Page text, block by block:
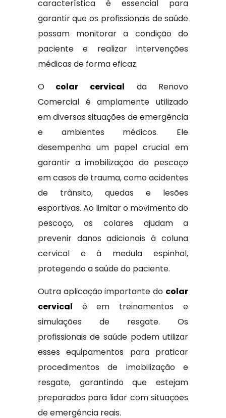
característica é essencial para
garantir que os profissionais de saúde
possam monitorar a condição do
paciente e realizar intervenções
médicas de forma eficaz.
Ocolar cervical da Renovo
Comercial é amplamente utilizado
em diversas situações de emergência
e ambientes médicos. Ele
desempenha um papel crucial em
garantir a imobilização do pescoço
em casos de trauma, como acidentes
de trânsito, quedas e lesões
esportivas. Ao limitar o movimento do
pescoço, os colares ajudam a
prevenir danos adicionais à coluna
cervical e à medula espinhal,
protegendo a saúde do paciente.
Outra aplicação importante do colar
cervical é em treinamentos e
simulações de resgate. Os
profissionais de saúde podem utilizar
esses equipamentos para praticar
procedimentos de imobilização e
resgate, garantindo que estejam
preparados para lidar com situações
de emergência reais.